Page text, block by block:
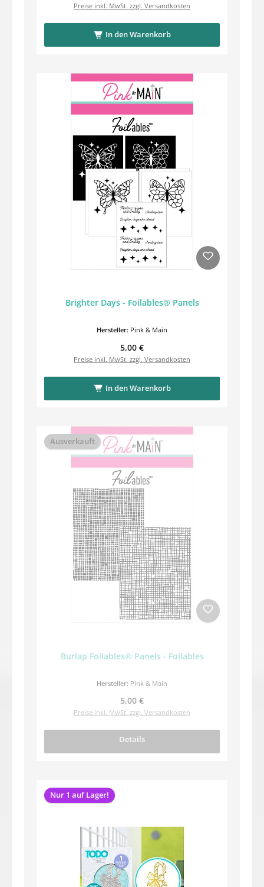
Preise inkl. MwSt. zzgl. Versandkosten
In den Warenkorb
Brighter Days - Foilables® Panels
Hersteller: Pink & Main
Regulärer Preis:
5,00 €
Preise inkl. MwSt. zzgl. Versandkosten
In den Warenkorb
Ausverkauft
Burlap Foilables® Panels - Foilables
Hersteller: Pink & Main
Regulärer Preis:
5,00 €
Preise inkl. MwSt. zzgl. Versandkosten
Details
Nur 1 auf Lager!